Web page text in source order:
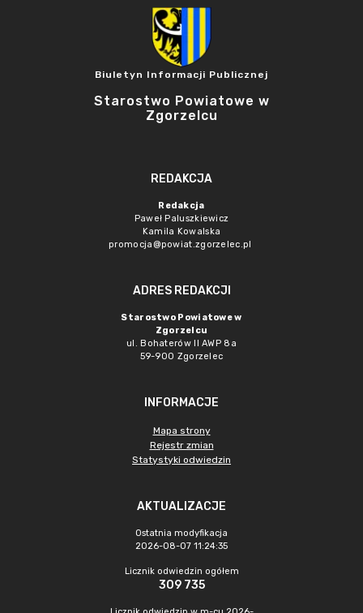
Biuletyn Informacji Publicznej
Starostwo Powiatowe w
Zgorzelcu
REDAKCJA
Redakcja
Paweł Paluszkiewicz
Kamila Kowalska
promocja@powiat.zgorzelec.pl
ADRES REDAKCJI
Starostwo Powiatowe w
Zgorzelcu
ul. Bohaterów II AWP 8a
59-900 Zgorzelec
INFORMACJE
Mapa strony
Rejestr zmian
Statystyki odwiedzin
AKTUALIZACJE
Ostatnia modyfikacja
2026-08-07 11:24:35
Licznik odwiedzin ogółem
309 735